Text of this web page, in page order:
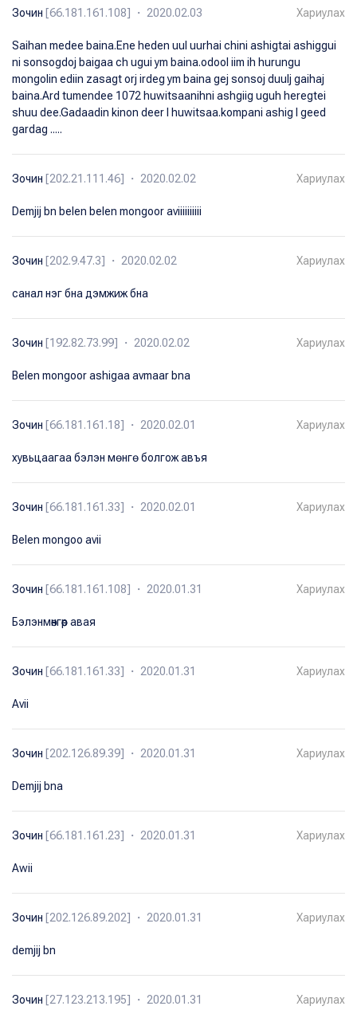
Зочин [66.181.161.108] ・ 2020.02.03 Хариулах
Saihan medee baina.Ene heden uul uurhai chini ashigtai ashiggui
ni sonsogdoj baigaa ch ugui ym baina.odool iim ih hurungu
mongolin ediin zasagt orj irdeg ym baina gej sonsoj duulj gaihaj
baina.Ard tumendee 1072 huwitsaanihni ashgiig uguh heregtei
shuu dee.Gadaadin kinon deer l huwitsaa.kompani ashig l geed
gardag .....
Зочин [202.21.111.46] ・ 2020.02.02 Хариулах
Demjij bn belen belen mongoor aviiiiiiiiii
Зочин [202.9.47.3] ・ 2020.02.02 Хариулах
санал нэг бна дэмжиж бна
Зочин [192.82.73.99] ・ 2020.02.02 Хариулах
Belen mongoor ashigaa avmaar bna
Зочин [66.181.161.18] ・ 2020.02.01 Хариулах
хувьцаагаа бэлэн мѳнгѳ болгож авъя
Зочин [66.181.161.33] ・ 2020.02.01 Хариулах
Belen mongoo avii
Зочин [66.181.161.108] ・ 2020.01.31 Хариулах
Бэлэнмөнгөөр авая
Зочин [66.181.161.33] ・ 2020.01.31 Хариулах
Avii
Зочин [202.126.89.39] ・ 2020.01.31 Хариулах
Demjij bna
Зочин [66.181.161.23] ・ 2020.01.31 Хариулах
Awii
Зочин [202.126.89.202] ・ 2020.01.31 Хариулах
demjij bn
Зочин [27.123.213.195] ・ 2020.01.31 Хариулах